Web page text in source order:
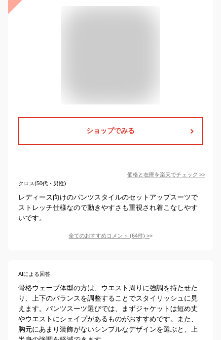
ショップでみる
価格と在庫を楽天でチェック >>
クロス(50代・男性)
レディース向けのパンツスタイルのセットアップスーツで
ストレッチ仕様なので動きやすさも重視され着こなしやす
いです。
全てのおすすめコメント (64件) >
AIによる回答
骨格ウェーブ体型の方は、ウエスト周りに強調を持たせた
り、上下のバランスを調整することでスタイリッシュに見
えます。パンツスーツ選びでは、まずジャケットは短め丈
やウエストにシェイプがあるものがおすすめです。また、
胸元にあまり装飾がないシンプルなデザインを選ぶと、上